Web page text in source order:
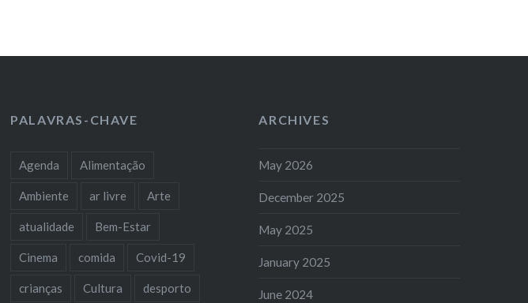
PALAVRAS-CHAVE
Agenda Alimentação
Ambiente ar livre Arte
atualidade Bem-Estar
Cinema comida Covid-19
crianças Cultura desporto
ARCHIVES
May 2026
December 2025
May 2025
January 2025
June 2024